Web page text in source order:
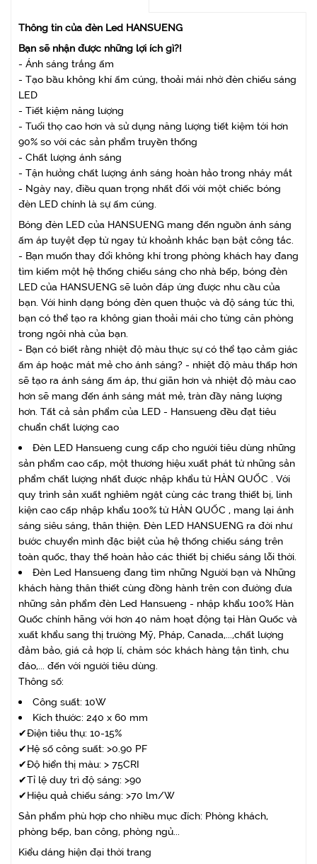
Thông tin của đèn Led HANSUENG
Bạn sẽ nhận được những lợi ích gì?!
- Ánh sáng trắng ấm
- Tạo bầu không khí ấm cúng, thoải mái nhờ đèn chiếu sáng
LED
- Tiết kiệm năng lượng
- Tuổi thọ cao hơn và sử dụng năng lượng tiết kiệm tới hơn
90% so với các sản phẩm truyền thống
- Chất lượng ánh sáng
- Tận hưởng chất lượng ánh sáng hoàn hảo trong nháy mắt
- Ngày nay, điều quan trọng nhất đối với một chiếc bóng
đèn LED chính là sự ấm cúng.
Bóng đèn LED của HANSUENG mang đến nguồn ánh sáng
ấm áp tuyệt đẹp từ ngay từ khoảnh khắc bạn bật công tắc.
- Bạn muốn thay đổi không khí trong phòng khách hay đang
tìm kiếm một hệ thống chiếu sáng cho nhà bếp, bóng đèn
LED của HANSUENG sẽ luôn đáp ứng được nhu cầu của
bạn. Với hình dạng bóng đèn quen thuộc và độ sáng tức thì,
bạn có thể tạo ra không gian thoải mái cho từng căn phòng
trong ngôi nhà của bạn.
- Bạn có biết rằng nhiệt độ màu thực sự có thể tạo cảm giác
ấm áp hoặc mát mẻ cho ánh sáng? - nhiệt độ màu thấp hơn
sẽ tạo ra ánh sáng ấm áp, thư giãn hơn và nhiệt độ màu cao
hơn sẽ mang đến ánh sáng mát mẻ, tràn đầy năng lượng
hơn. Tất cả sản phẩm của LED - Hansueng đều đạt tiêu
chuẩn chất lượng cao
Đèn LED Hansueng cung cấp cho người tiêu dùng những
sản phẩm cao cấp, một thương hiệu xuất phát từ những sản
phẩm chất lượng nhất được nhập khẩu từ HÀN QUỐC . Với
quy trình sản xuất nghiêm ngặt cùng các trang thiết bị, linh
kiện cao cấp nhập khẩu 100% từ HÀN QUỐC , mang lại ánh
sáng siêu sáng, thân thiện. Đèn LED HANSUENG ra đời như
bước chuyển mình đặc biệt của hệ thống chiếu sáng trên
toàn quốc, thay thế hoàn hảo các thiết bị chiếu sáng lỗi thời.
Đèn Led Hansueng đang tìm những Người bạn và Những
khách hàng thân thiết cùng đồng hành trên con đường đưa
những sản phẩm đèn Led Hansueng - nhập khẩu 100% Hàn
Quốc chính hãng với hơn 40 năm hoạt động tại Hàn Quốc và
xuất khẩu sang thị trường Mỹ, Pháp, Canada,...,chất lượng
đảm bảo, giá cả hợp lí, chăm sóc khách hàng tận tình, chu
đáo,... đến với người tiêu dùng.
Thông số:
Công suất: 10W
Kích thước: 240 x 60 mm
✔Điện tiêu thụ: 10-15%
✔Hệ số công suất: >0.90 PF
✔Độ hiển thị màu: > 75CRI
✔Tỉ lệ duy trì độ sáng: >90
✔Hiệu quả chiếu sáng: >70 lm/W
Sản phẩm phù hợp cho nhiều mục đích: Phòng khách,
phòng bếp, ban công, phòng ngủ...
Kiểu dáng hiện đại thời trang